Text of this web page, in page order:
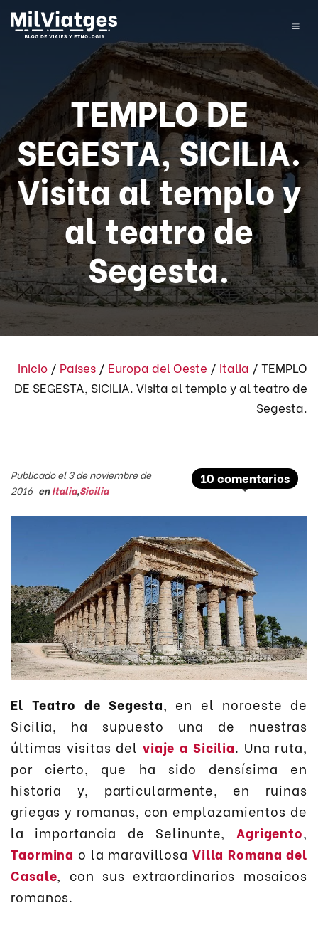
TEMPLO DE
SEGESTA, SICILIA.
Visita al templo y
al teatro de
Segesta.
Inicio / Países / Europa del Oeste / Italia / TEMPLO
DE SEGESTA, SICILIA. Visita al templo y al teatro de
Segesta.
10 comentarios
Publicado el 3 de noviembre de
2016 enItalia,Sicilia
El Teatro de Segesta, en el noroeste de
Sicilia, ha supuesto una de nuestras
últimas visitas del viaje a Sicilia. Una ruta,
por cierto, que ha sido densísima en
historia y, particularmente, en ruinas
griegas y romanas, con emplazamientos de
la importancia de Selinunte, Agrigento,
Taormina o la maravillosa Villa Romana del
Casale, con sus extraordinarios mosaicos
romanos.